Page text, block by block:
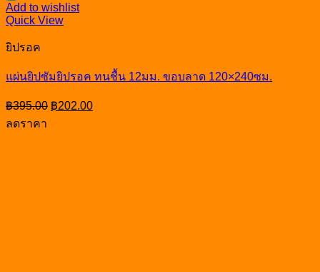
Add to wishlist
Quick View
ยิปรอค
แผ่นยิปซัมยิปรอค ทนชื้น 12มม. ขอบลาด 120×240ซม.
฿395.00 Original
price
฿202.00Current
price
ลดราคา